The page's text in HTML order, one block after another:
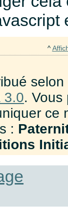
^
3.0. Vous
ce
: